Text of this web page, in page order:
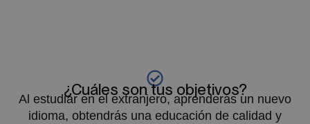
¿Cuáles son tus objetivos?
Al estudiar en el extranjero, aprenderás un nuevo
idioma, obtendrás una educación de calidad y